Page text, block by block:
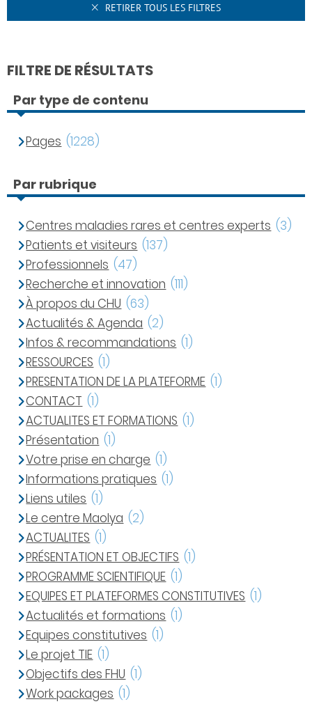
RETIRER TOUS LES FILTRES
FILTRE DE RÉSULTATS
Par type de contenu
Pages (1228)
Par rubrique
Centres maladies rares et centres experts (3)
Patients et visiteurs (137)
Professionnels (47)
Recherche et innovation (111)
À propos du CHU (63)
Actualités & Agenda (2)
Infos & recommandations (1)
RESSOURCES (1)
PRESENTATION DE LA PLATEFORME (1)
CONTACT (1)
ACTUALITES ET FORMATIONS (1)
Présentation (1)
Votre prise en charge (1)
Informations pratiques (1)
Liens utiles (1)
Le centre Maolya (2)
ACTUALITES (1)
PRÉSENTATION ET OBJECTIFS (1)
PROGRAMME SCIENTIFIQUE (1)
EQUIPES ET PLATEFORMES CONSTITUTIVES (1)
Actualités et formations (1)
Equipes constitutives (1)
Le projet TIE (1)
Objectifs des FHU (1)
Work packages (1)